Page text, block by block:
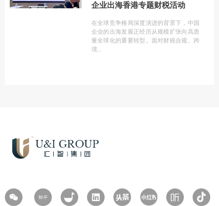
企业出海香港专题财税活动
在全球竞争格局深度演进的背景下，中国
企业的出海发展正经历从规模扩张向高质
量全球化的重要转型。面对财税合规、跨
境